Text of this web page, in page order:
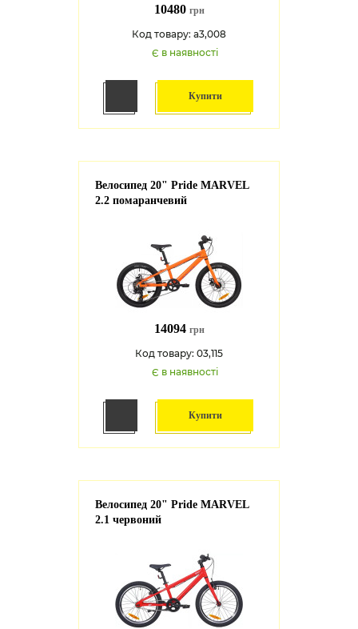
10480 грн
Код товару: a3,008
Є в наявності
Купити
Велосипед 20" Pride MARVEL
2.2 помаранчевий
14094 грн
Код товару: 03,115
Є в наявності
Купити
Велосипед 20" Pride MARVEL
2.1 червоний